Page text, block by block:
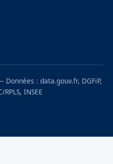
Données : data.gouv.fr, DGFiP,
RPLS, INSEE